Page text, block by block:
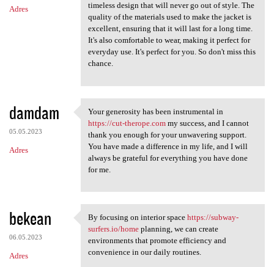
Adres
timeless design that will never go out of style. The
quality of the materials used to make the jacket is
excellent, ensuring that it will last for a long time.
It's also comfortable to wear, making it perfect for
everyday use. It's perfect for you. So don't miss this
chance.
damdam
05.05.2023
Adres
Your generosity has been
Your generosity has been instrumental in
https://cut-therope.commy success, and I cannot
thank you enough for your unwavering support.
You have made a difference in my life, and I will
always be grateful for everything you have done
for me.
bekean
06.05.2023
Adres
By focusing on interior space
By focusing on interior space https://subway-
surfers.io/homeplanning, we can create
environments that promote efficiency and
convenience in our daily routines.